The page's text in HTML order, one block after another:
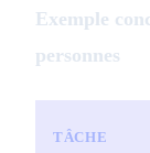
Exemple
personnes
TÂCHE